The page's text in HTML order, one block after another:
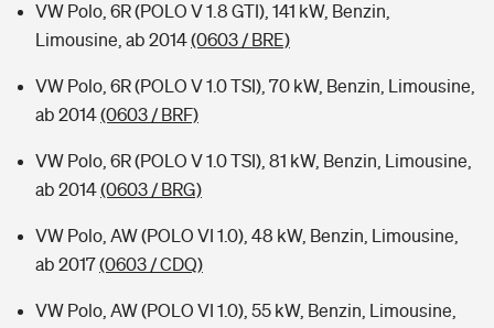
VW Polo, 6R (POLO V 1.8 GTI), 141 kW, Benzin,
Limousine, ab 2014(0603 / BRE)
VW Polo, 6R (POLO V 1.0 TSI), 70 kW, Benzin, Limousine,
ab 2014(0603 / BRF)
VW Polo, 6R (POLO V 1.0 TSI), 81 kW, Benzin, Limousine,
ab 2014(0603 / BRG)
VW Polo, AW (POLO VI 1.0), 48 kW, Benzin, Limousine,
ab 2017(0603 / CDQ)
VW Polo, AW (POLO VI 1.0), 55 kW, Benzin, Limousine,